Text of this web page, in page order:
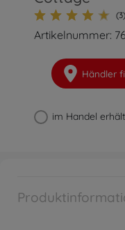
(3)
Artikelnummer:
Händler
im Handel